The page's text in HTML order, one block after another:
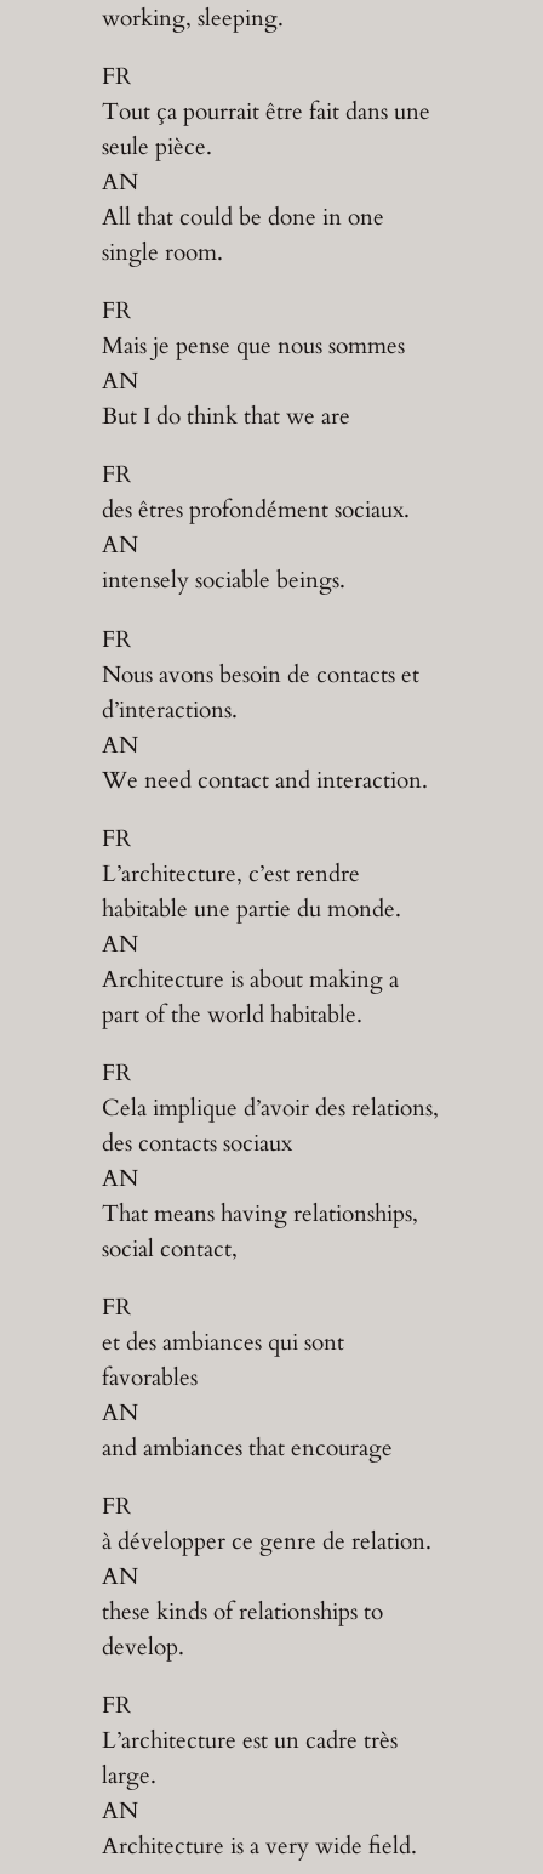
working, sleeping.
FR
Tout ça pourrait être fait dans une
seule pièce.
AN
All that could be done in one
single room.
FR
Mais je pense que nous sommes
AN
But I do think that we are
FR
des êtres profondément sociaux.
AN
intensely sociable beings.
FR
Nous avons besoin de contacts et
d’interactions.
AN
We need contact and interaction.
FR
L’architecture, c’est rendre
habitable une partie du monde.
AN
Architecture is about making a
part of the world habitable.
FR
Cela implique d’avoir des relations,
des contacts sociaux
AN
That means having relationships,
social contact,
FR
et des ambiances qui sont
favorables
AN
and ambiances that encourage
FR
à développer ce genre de relation.
AN
these kinds of relationships to
develop.
FR
L’architecture est un cadre très
large.
AN
Architecture is a very wide field.